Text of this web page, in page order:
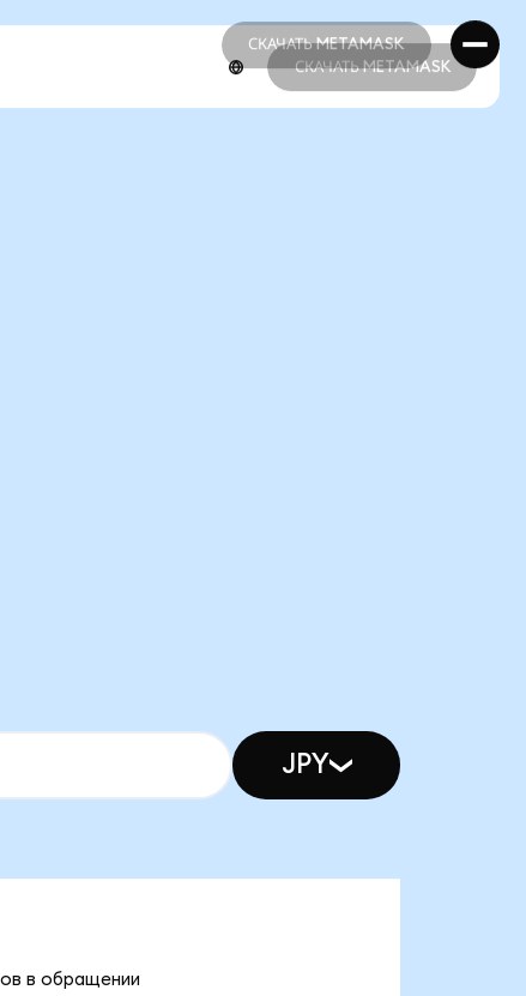
СКАЧАТЬ METAMASK
СКАЧАТЬ METAMASK
СКАЧАТЬ METAMASK
JPY
в обращении